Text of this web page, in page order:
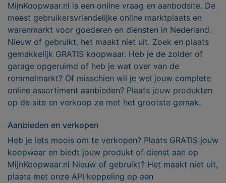
MijnKoopwaar.nl is een online vraag en aanbodsite. De
meest gebruikersvriendelijke online marktplaats en
warenmarkt voor goederen en diensten in Nederland.
Nieuw of gebruikt, het maakt niet uit. Zoek en plaats
gemakkelijk GRATIS koopwaar. Heb je de zolder of
garage opgeruimd of heb je wat over van de
rommelmarkt? Of misschien wil je wel jouw complete
online assortiment aanbieden? Plaats jouw produkten
op de site en verkoop ze met het grootste gemak.
Aanbieden en verkopen
Heb je iets moois om te verkopen? Plaats GRATIS jouw
koopwaar en biedt jouw produkt of dienst aan op
MijnKoopwaar.nl Nieuw of gebruikt? Het maakt niet uit,
plaats met onze API koppeling op een